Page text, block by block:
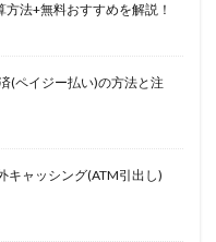
法+無料おすすめを解説！
(ペイジー払い)の方法と注
キャッシング(ATM引出し)